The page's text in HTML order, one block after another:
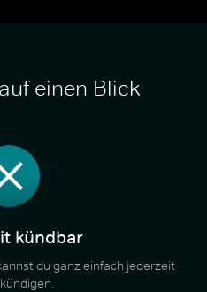
einen Blick
kündbar
du ganz einfach jederzeit